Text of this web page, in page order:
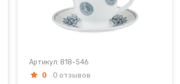
Артикул: 818-546
0
0 отзывов